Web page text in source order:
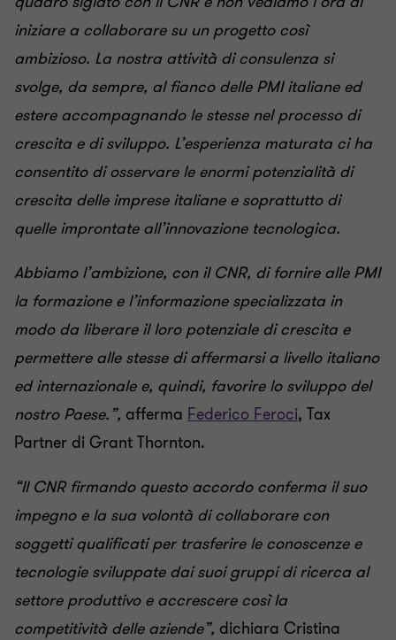
iniziare a collaborare su un progetto così
ambizioso. La nostra attività di consulenza si
svolge, da sempre, al fianco delle PMI italiane ed
estere accompagnando le stesse nel processo di
crescita e di sviluppo. L’esperienza maturata ci ha
consentito di osservare le enormi potenzialità di
crescita delle imprese italiane e soprattutto di
quelle improntate all’innovazione tecnologica.
Abbiamo l’ambizione, con il CNR, di fornire alle PMI
la formazione e l’informazione specializzata in
modo da liberare il loro potenziale di crescita e
permettere alle stesse di affermarsi a livello italiano
ed internazionale e, quindi, favorire lo sviluppo del
nostro Paese.”, afferma Federico Feroci, Tax
Partner di Grant Thornton.
“Il CNR firmando questo accordo conferma il suo
impegno e la sua volontà di collaborare con
soggetti qualificati per trasferire le conoscenze e
tecnologie sviluppate dai suoi gruppi di ricerca al
settore produttivo e accrescere così la
competitività delle aziende”, dichiara Cristina